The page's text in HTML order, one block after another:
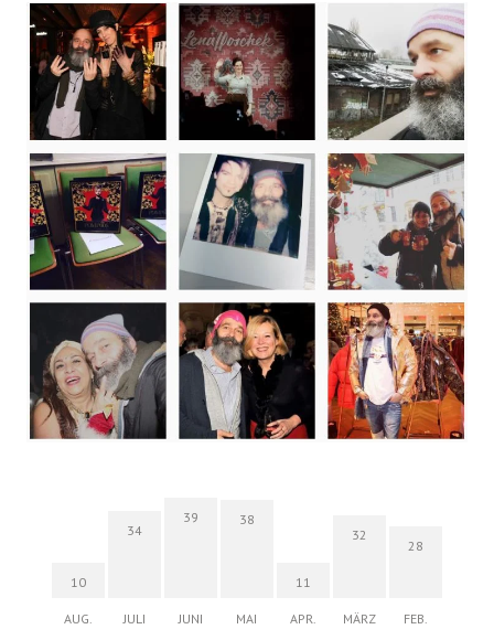
10
AUG.
34
JULI
39
JUNI
38
MAI
11
APR.
32
MÄRZ
28
FEB.